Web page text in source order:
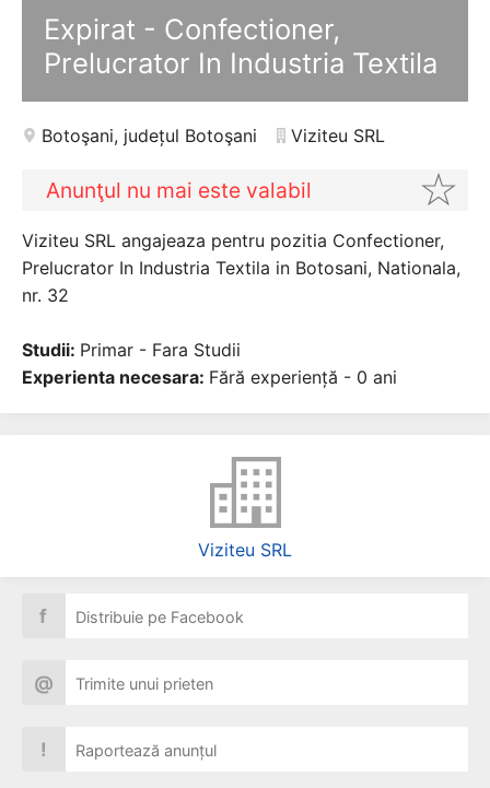
Expirat - Confectioner,
Prelucrator In Industria Textila
Botoşani, județul Botoşani Viziteu SRL
Anunţul nu mai este valabil
Viziteu SRL angajeaza pentru pozitia Confectioner,
Prelucrator In Industria Textila in Botosani, Nationala,
nr. 32
Studii: Primar - Fara Studii
Experienta necesara: Fără experiență - 0 ani
Viziteu SRL
f Distribuie pe Facebook
@ Trimite unui prieten
! Raportează anunțul